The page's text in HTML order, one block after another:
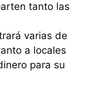
tanto las
varias de
a locales
para su